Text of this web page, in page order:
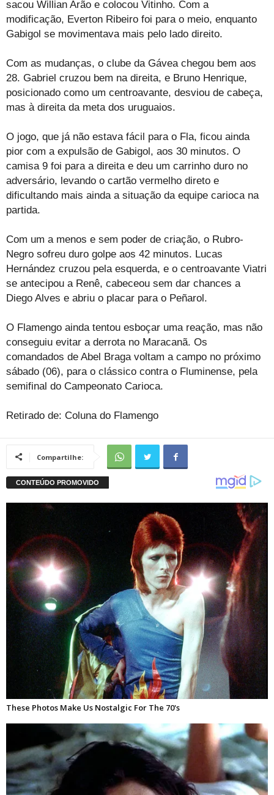
sacou Willian Arão e colocou Vitinho. Com a
modificação, Everton Ribeiro foi para o meio, enquanto
Gabigol se movimentava mais pelo lado direito.
Com as mudanças, o clube da Gávea chegou bem aos
28. Gabriel cruzou bem na direita, e Bruno Henrique,
posicionado como um centroavante, desviou de cabeça,
mas à direita da meta dos uruguaios.
O jogo, que já não estava fácil para o Fla, ficou ainda
pior com a expulsão de Gabigol, aos 30 minutos. O
camisa 9 foi para a direita e deu um carrinho duro no
adversário, levando o cartão vermelho direto e
dificultando mais ainda a situação da equipe carioca na
partida.
Com um a menos e sem poder de criação, o Rubro-
Negro sofreu duro golpe aos 42 minutos. Lucas
Hernández cruzou pela esquerda, e o centroavante Viatri
se antecipou a Renê, cabeceou sem dar chances a
Diego Alves e abriu o placar para o Peñarol.
O Flamengo ainda tentou esboçar uma reação, mas não
conseguiu evitar a derrota no Maracanã. Os
comandados de Abel Braga voltam a campo no próximo
sábado (06), para o clássico contra o Fluminense, pela
semifinal do Campeonato Carioca.
Retirado de: Coluna do Flamengo
Compartilhe: